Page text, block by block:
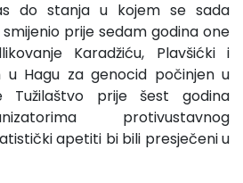
do stanja u kojem se sada
smijenio prije sedam godina one
Karadžiću, Plavšićki i
u Hagu za genocid počinjen u
prije šest godina
protivustavnog
apetiti bi bili presječeni u